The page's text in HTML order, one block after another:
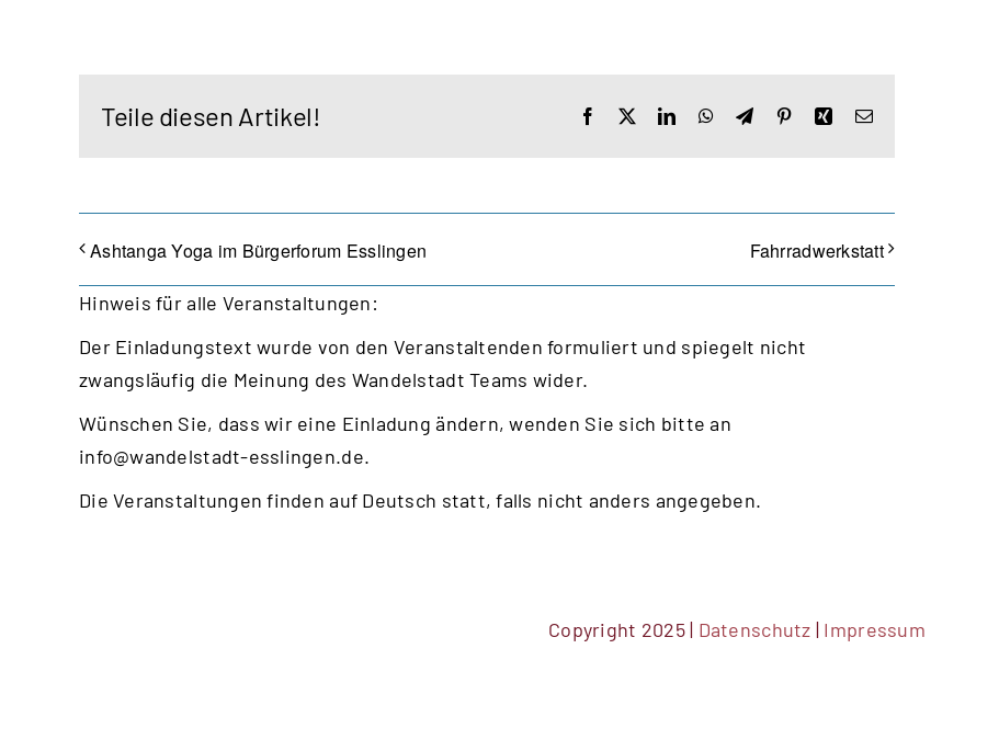
Teile diesen Artikel! Facebook LinkedInWhatsApp
TelegramPinterestXingE-
Ashtanga Yoga im Bürgerforum Esslingen Fahrradwerkstatt
Hinweis für alle Veranstaltungen:
Der Einladungstext wurde von den Veranstaltenden formuliert und spiegelt nicht
zwangsläufig die Meinung des Wandelstadt Teams wider.
Wünschen Sie, dass wir eine Einladung ändern, wenden Sie sich bitte an
info@wandelstadt-esslingen.de.
Die Veranstaltungen finden auf Deutsch statt, falls nicht anders angegeben.
Copyright 2025 | Datenschutz | Impressum